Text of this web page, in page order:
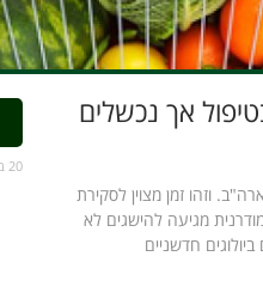
אך נכשלים
וזהו זמן מצוין לסקירת
מגיעה להישגים לא
חדשניים
20 במאי 2017